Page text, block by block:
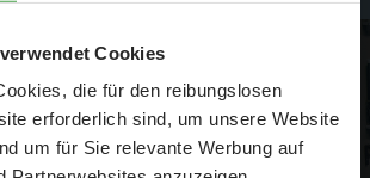
Cookies
die für den reibungslosen
erforderlich sind, um unsere Website
um für Sie relevante Werbung auf